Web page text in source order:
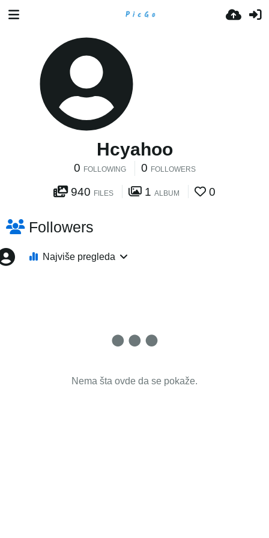
Hcyahoo
0 FOLLOWING 0 FOLLOWERS
940 FILES 1 ALBUM 0
Followers
Najviše pregleda
Nema šta ovde da se pokaže.